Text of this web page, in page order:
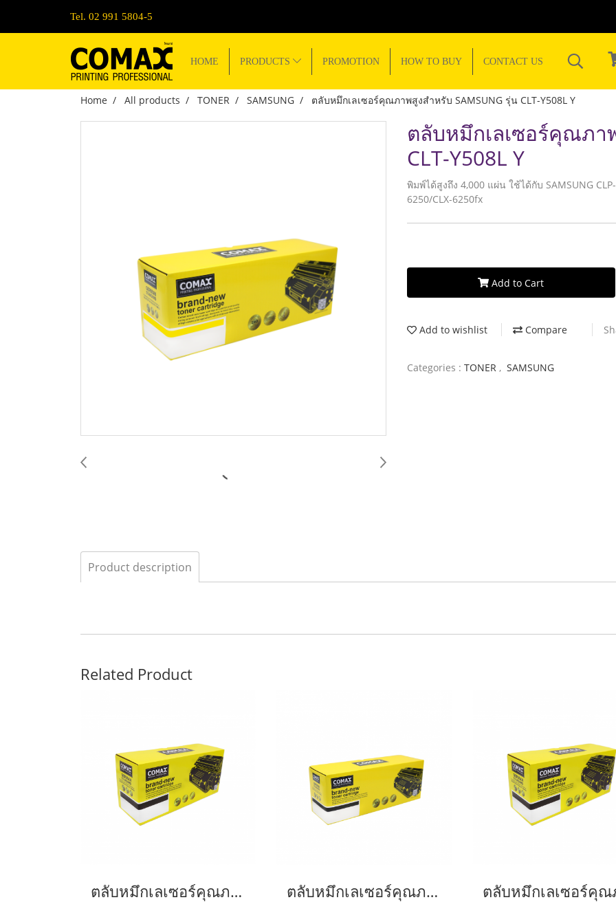
Tel. 02 991 5804-5
HOME PRODUCTS PROMOTION HOW TO BUY CONTACT US
Home All products TONER SAMSUNG ตลับหมึกเลเซอร์คุณภาพสูงสำหรับ SAMSUNG รุ่น CLT-Y508L Y
ตลับหมึกเลเซอร์คุณภา
CLT-Y508L Y
พิมพ์ได้สูงถึง 4,000 แผ่น ใช้ได้กับ SAMSUNG
6250/CLX-6250fx
Add to Cart
Add to wishlist Compare
Categories : TONER , SAMSUNG
Product description
Related Product
ตลับหมึกเลเซอร์คุณภาพสูงสำหรับ SAMSUNG รุ่น MLT-D103L ตลับหมึกเลเซอร์คุณภาพสูงสำหรับ SAMSUNG รุ่น MLT-D103S